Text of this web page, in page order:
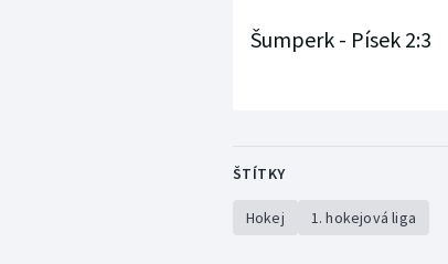
Šumperk - Písek 2:3
ŠTÍTKY
Hokej 1. hokejová liga